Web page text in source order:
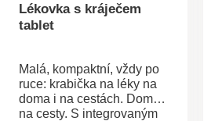
Lékovka s kráječem
tablet
Malá, kompaktní, vždy po
ruce: krabička na léky na
doma i na cestách. Doma i
na cesty. S integrovaným